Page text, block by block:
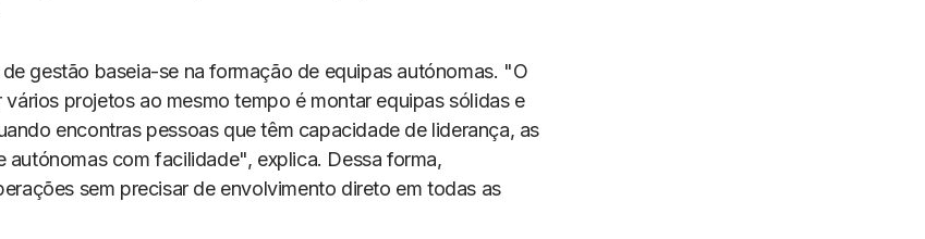
gestão baseia-se na formação de equipas autónomas. "O
vários projetos ao mesmo tempo é montar equipas sólidas e
encontras pessoas que têm capacidade de liderança, as
autónomas com facilidade", explica. Dessa forma,
sem precisar de envolvimento direto em todas as